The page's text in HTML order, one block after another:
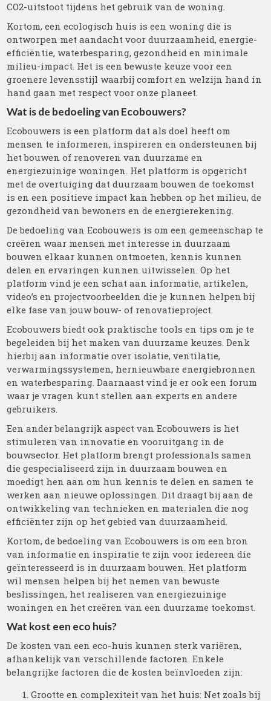
CO2-uitstoot tijdens het gebruik van de woning.
Kortom, een ecologisch huis is een woning die is
ontworpen met aandacht voor duurzaamheid, energie-
efficiëntie, waterbesparing, gezondheid en minimale
milieu-impact. Het is een bewuste keuze voor een
groenere levensstijl waarbij comfort en welzijn hand in
hand gaan met respect voor onze planeet.
Wat is de bedoeling van Ecobouwers?
Ecobouwers is een platform dat als doel heeft om
mensen te informeren, inspireren en ondersteunen bij
het bouwen of renoveren van duurzame en
energiezuinige woningen. Het platform is opgericht
met de overtuiging dat duurzaam bouwen de toekomst
is en een positieve impact kan hebben op het milieu, de
gezondheid van bewoners en de energierekening.
De bedoeling van Ecobouwers is om een gemeenschap te
creëren waar mensen met interesse in duurzaam
bouwen elkaar kunnen ontmoeten, kennis kunnen
delen en ervaringen kunnen uitwisselen. Op het
platform vind je een schat aan informatie, artikelen,
video’s en projectvoorbeelden die je kunnen helpen bij
elke fase van jouw bouw- of renovatieproject.
Ecobouwers biedt ook praktische tools en tips om je te
begeleiden bij het maken van duurzame keuzes. Denk
hierbij aan informatie over isolatie, ventilatie,
verwarmingssystemen, hernieuwbare energiebronnen
en waterbesparing. Daarnaast vind je er ook een forum
waar je vragen kunt stellen aan experts en andere
gebruikers.
Een ander belangrijk aspect van Ecobouwers is het
stimuleren van innovatie en vooruitgang in de
bouwsector. Het platform brengt professionals samen
die gespecialiseerd zijn in duurzaam bouwen en
moedigt hen aan om hun kennis te delen en samen te
werken aan nieuwe oplossingen. Dit draagt bij aan de
ontwikkeling van technieken en materialen die nog
efficiënter zijn op het gebied van duurzaamheid.
Kortom, de bedoeling van Ecobouwers is om een bron
van informatie en inspiratie te zijn voor iedereen die
geïnteresseerd is in duurzaam bouwen. Het platform
wil mensen helpen bij het nemen van bewuste
beslissingen, het realiseren van energiezuinige
woningen en het creëren van een duurzame toekomst.
Wat kost een eco huis?
De kosten van een eco-huis kunnen sterk variëren,
afhankelijk van verschillende factoren. Enkele
belangrijke factoren die de kosten beïnvloeden zijn:
Grootte en complexiteit van het huis: Net zoals bij